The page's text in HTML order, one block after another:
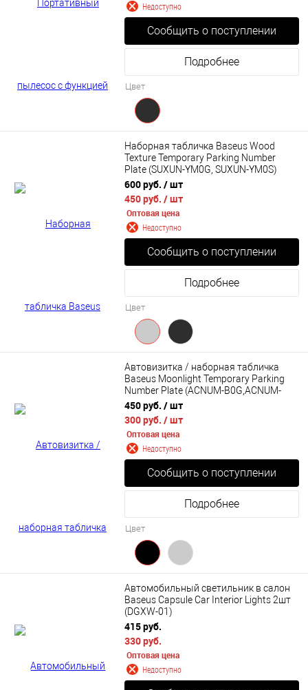
Недоступно
Сообщить о поступлении
Подробнее
Цвет
Наборная табличка Baseus Wood
Texture Temporary Parking Number
Plate (SUXUN-YM0G, SUXUN-YM0S)
600 руб. / шт
450 руб. / шт
Оптовая цена
Недоступно
Сообщить о поступлении
Подробнее
Цвет
Автовизитка / наборная табличка
Baseus Moonlight Temporary Parking
Number Plate (ACNUM-B0G,ACNUM-
B0S)
450 руб. / шт
300 руб. / шт
Оптовая цена
Недоступно
Сообщить о поступлении
Подробнее
Цвет
Автомобильный светильник в салон
Baseus Capsule Car Interior Lights 2шт
(DGXW-01)
415 руб.
330 руб.
Оптовая цена
Недоступно